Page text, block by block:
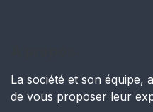
La société et son équipe,
de vous proposer leur